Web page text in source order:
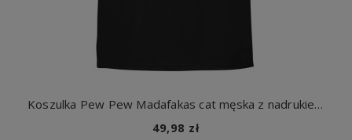
Koszulka Pew Pew Madafakas cat męska z nadrukiem
49,98 zł